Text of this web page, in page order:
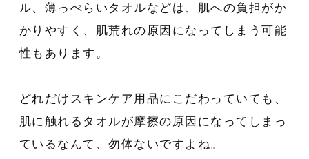
ル、薄っぺらいタオルなどは、肌への負担がか
かりやすく、肌荒れの原因になってしまう可能
性もあります。
どれだけスキンケア用品にこだわっていても、
肌に触れるタオルが摩擦の原因になってしまっ
ているなんて、勿体ないですよね。